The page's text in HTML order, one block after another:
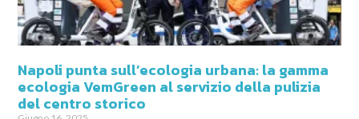
Napoli punta sull’ecologia urbana: la gamma
ecologia VemGreen al servizio della pulizia
del centro storico